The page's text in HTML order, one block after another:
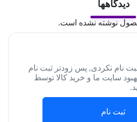
دیدگاهها
نوشته نشده است.
نام نکردی, پس زودتر ثبت نام
سایت ما و خرید کالا توسط
ثبت نام